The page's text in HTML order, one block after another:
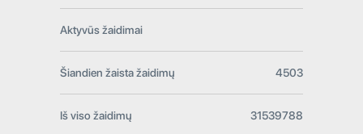
Aktyvūs žaidimai
Šiandien žaista žaidimų 4503
Iš viso žaidimų 31539788